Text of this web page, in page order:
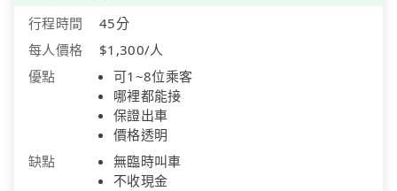
行程時間
45分
每人價格
$1,300/人
優點
可1~8位乘客
哪裡都能接
保證出車
價格透明
缺點
無臨時叫車
不收現金